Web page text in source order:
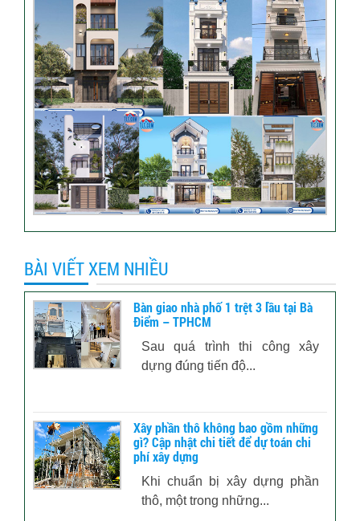
BÀI VIẾT XEM NHIỀU
Bàn giao nhà phố 1 trệt 3 lầu tại Bà
Điểm – TPHCM
Sau quá trình thi công xây
dựng đúng tiến độ...
Xây phần thô không bao gồm những
gì? Cập nhật chi tiết để dự toán chi
phí xây dựng
Khi chuẩn bị xây dựng phần
thô, một trong những...